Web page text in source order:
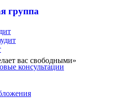
группа
вас свободными»
консультации